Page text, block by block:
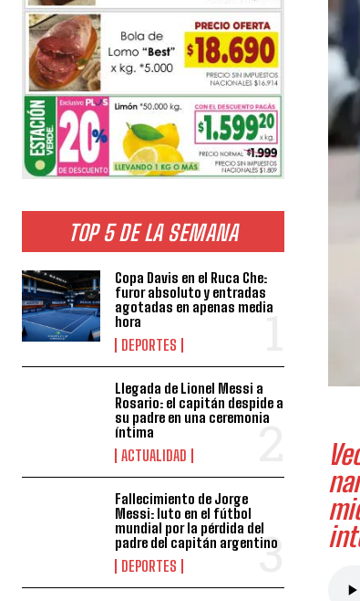
TOP 5 DE LA SEMANA
Copa Davis en el Ruca Che:
furor absoluto y entradas
agotadas en apenas media
hora
DEPORTES
Llegada de Lionel Messi a
Rosario: el capitán despide a
su padre en una ceremonia
íntima
ACTUALIDAD
Fallecimiento de Jorge
Messi: luto en el fútbol
mundial por la pérdida del
padre del capitán argentino
DEPORTES